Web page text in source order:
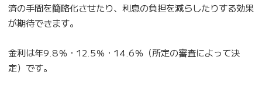
済の手間を簡略化させたり、利息の負担を減らしたりする効果
が期待できます。
金利は年9.8％・12.5％・14.6％（所定の審査によって決
定）です。